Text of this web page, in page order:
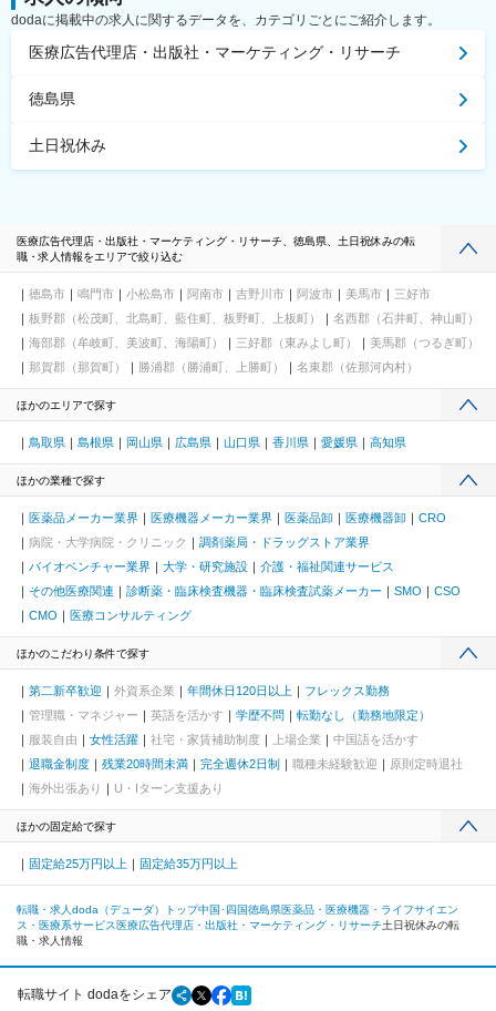
dodaに掲載中の求人に関するデータを、カテゴリごとにご紹介します。
医療広告代理店・出版社・マーケティング・リサーチ
徳島県
土日祝休み
医療広告代理店・出版社・マーケティング・リサーチ、徳島県、土日祝休みの転
職・求人情報をエリアで絞り込む
徳島市 鳴門市 小松島市 阿南市 吉野川市 阿波市 美馬市
三好市
板野郡（松茂町、北島町、藍住町、板野町、上板町）
名西郡（石井町、神山町）
海部郡（牟岐町、美波町、海陽町）
三好郡（東みよし町）
美馬郡（つるぎ町）
那賀郡（那賀町）
勝浦郡（勝浦町、上勝町） 名東郡（佐那河内村）
ほかのエリアで探す
鳥取県 島根県 岡山県 広島県 山口県 香川県 愛媛県 高知県
ほかの業種で探す
医薬品メーカー業界 医療機器メーカー業界 医薬品卸 医療機器卸
CRO
病院・大学病院・クリニック
調剤薬局・ドラッグストア業界
バイオベンチャー業界
大学・研究施設
介護・福祉関連サービス
その他医療関連
診断薬・臨床検査機器・臨床検査試薬メーカー SMO
CSO
CMO
医療コンサルティング
ほかのこだわり条件で探す
第二新卒歓迎 外資系企業 年間休日120日以上
フレックス勤務
管理職・マネジャー
英語を活かす 学歴不問
転勤なし（勤務地限定）
服装自由
女性活躍 社宅・家賃補助制度 上場企業
中国語を活かす
退職金制度
残業20時間未満 完全週休2日制 職種未経験歓迎
原則定時退社
海外出張あり
U・Iターン支援あり
ほかの固定給で探す
固定給25万円以上 固定給35万円以上
転職・求人doda（デューダ）トップ中国･四国徳島県医薬品・医療機器・ライフサイエン
ス・医療系サービス 医療広告代理店・出版社・マーケティング・リサーチ土日祝休みの転
職・求人情報
転職サイト dodaをシェア